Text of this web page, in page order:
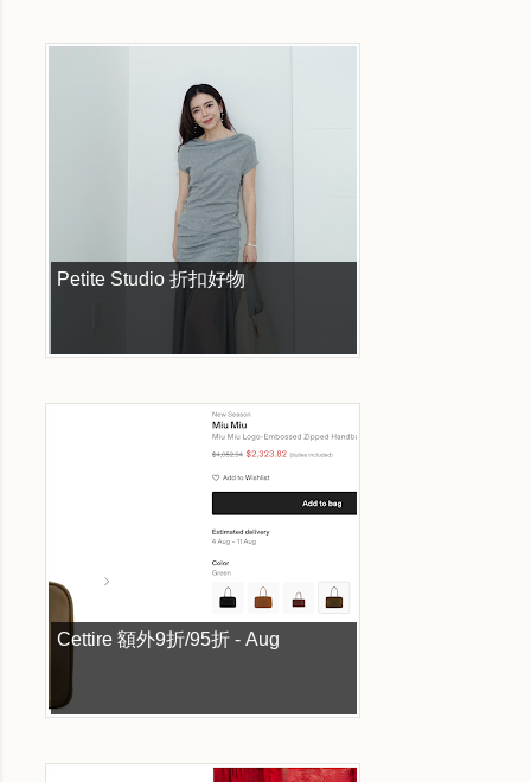
Petite Studio 折扣好物
Cettire 額外9折/95折 - Aug